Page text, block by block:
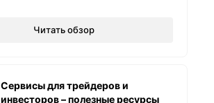
Читать обзор
Сервисы для трейдеров и
инвесторов – полезные ресурсы